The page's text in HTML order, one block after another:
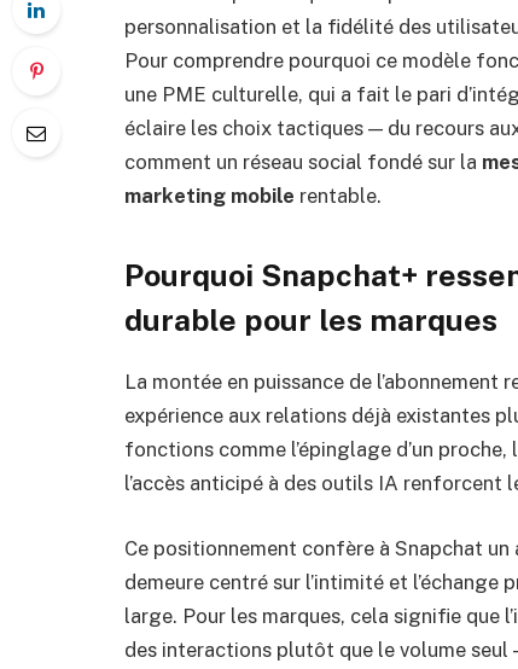
personnalisation et la fidélité des
Pour comprendre pourquoi ce modèle
une PME culturelle, qui a fait le pari
éclaire les choix tactiques — du recours
comment un réseau social fondé sur la
marketing mobile rentable.
Pourquoi Snapchat+
durable pour les marques
La montée en puissance de
expérience aux relations déjà existantes
fonctions comme l’épinglage d’un
l’accès anticipé à des outils IA renforcent
Ce positionnement confère à Snapchat
demeure centré sur l’intimité et
large. Pour les marques, cela signifie que
des interactions plutôt que le volume